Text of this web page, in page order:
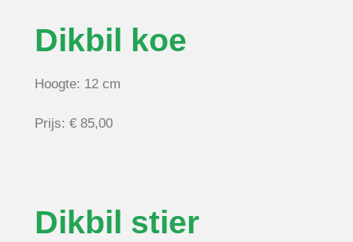
Dikbil koe
Hoogte: 12 cm
Prijs: € 85,00
Dikbil stier